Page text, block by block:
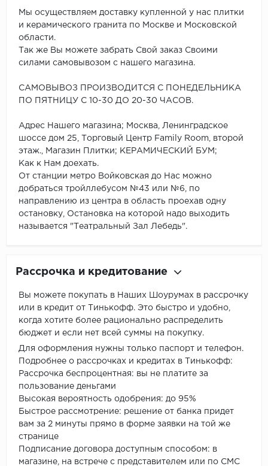
Мы осуществляем доставку купленной у нас плитки
и керамического гранита по Москве и Московской
области.
Так же Вы можете забрать Свой заказ Своими
силами самовывозом с нашего магазина.
САМОВЫВОЗ ПРОИЗВОДИТСЯ С ПОНЕДЕЛЬНИКА
ПО ПЯТНИЦУ С 10-30 ДО 20-30 ЧАСОВ.
Адрес Нашего магазина; Москва, Ленинградское
шоссе дом 25, Торговый Центр Family Room, второй
этаж., Магазин Плитки; КЕРАМИЧЕСКИЙ БУМ;
Как к Нам доехать.
От станции метро Войковская до Нас можно
добраться тройллебусом №43 или №6, по
направлению из центра в область проехав одну
остановку, Остановка на которой надо выходить
называется "Театральный Зал Лебедь".
Рассрочка и кредитование
Вы можете покупать в Наших Шоурумах в рассрочку
или в кредит от Тинькофф. Это быстро и удобно,
когда хотите более рационально распределить
бюджет и если нет всей суммы на покупку.
Для оформления нужны только паспорт и телефон.
Подробнее о рассрочках и кредитах в Тинькофф:
Рассрочка беспроцентная: вы не платите за
пользование деньгами
Высокая вероятность одобрения: до 95%
Быстрое рассмотрение: решение от банка придет
вам за 2 минуты прямо в форме заявки на той же
странице
Подписание договора доступным способом: в
магазине, на встрече с представителем или по СМС